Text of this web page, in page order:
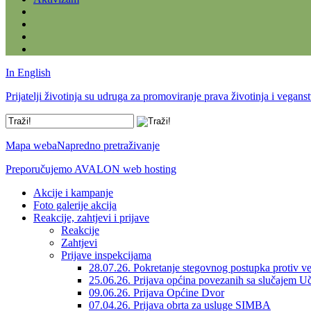
In English
Prijatelji životinja su udruga za promoviranje prava životinja i
Mapa webaNapredno pretraživanje
Preporučujemo AVALON web hosting
Akcije i kampanje
Foto galerije akcija
Reakcije, zahtjevi i prijave
Reakcije
Zahtjevi
Prijave inspekcijama
28.07.26. Pokretanje stegovnog postupka protiv
25.06.26. Prijava općina povezanih sa slučajem
09.06.26. Prijava Općine Dvor
07.04.26. Prijava obrta za usluge SIMBA